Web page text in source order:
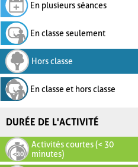
En plusieurs séances
En classe seulement
Hors classe
En classe et hors classe
DURÉE DE L'ACTIVITÉ
Activités courtes (< 30
minutes)